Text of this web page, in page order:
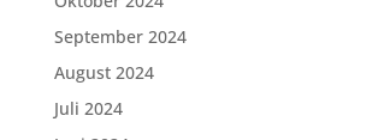
September 2024
August 2024
Juli 2024